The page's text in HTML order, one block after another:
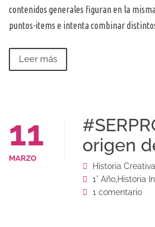
contenidos generales figuran en la
puntos-items e intenta combinar
Leer más
11
MARZO
origen
Historia Creativa
1° Año,Historia
1 comentario